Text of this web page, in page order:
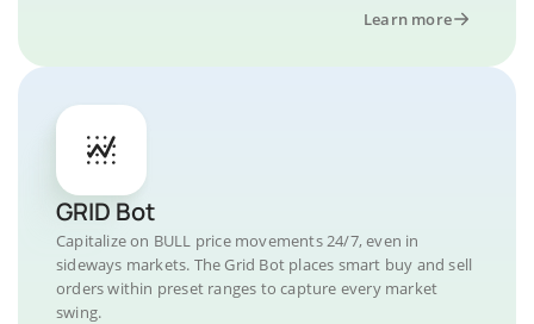
Learn more
GRID Bot
Capitalize on BULL price movements 24/7, even in
sideways markets. The Grid Bot places smart buy and sell
orders within preset ranges to capture every market
swing.